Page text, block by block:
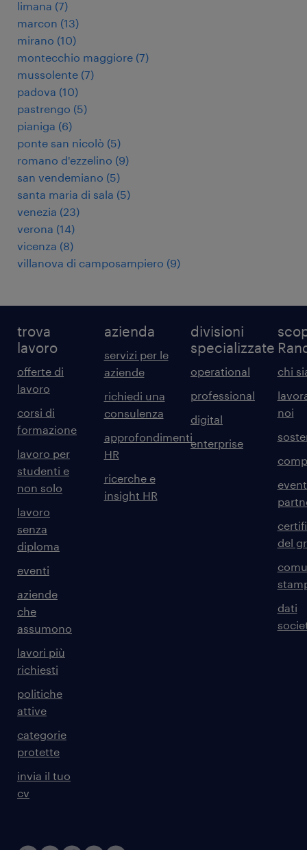
limana (7)
marcon (13)
mirano (10)
montecchio maggiore (7)
mussolente (7)
padova (10)
pastrengo (5)
pianiga (6)
ponte san nicolò (5)
romano d'ezzelino (9)
san vendemiano (5)
santa maria di sala (5)
venezia (23)
verona (14)
vicenza (8)
villanova di camposampiero (9)
trova
lavoro
offerte di
lavoro
corsi di
formazione
lavoro per
studenti e
non solo
lavoro
senza
diploma
eventi
aziende
che
assumono
lavori più
richiesti
politiche
attive
categorie
protette
invia il tuo
cv
azienda
servizi per le
aziende
richiedi una
consulenza
approfondimenti
HR
ricerche e
insight HR
divisioni
specializzate
operational
professional
digital
enterprise
chi
noi
del
dati